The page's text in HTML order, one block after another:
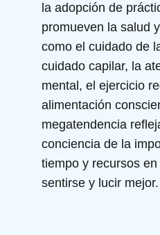
la adopción de
promueven la salud
como el cuidado de
cuidado capilar, la
mental, el ejercicio
alimentación
megatendencia
conciencia de la
tiempo y recursos
sentirse y lucir mejor.